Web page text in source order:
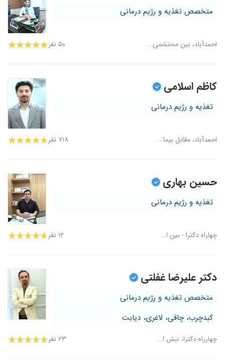
متخصص تغذیه و رژیم درمانی
احمدآباد، بین محتشمی... ۵۰ نفر
کاظم اسلامی
تغذیه و رژیم درمانی
احمدآباد، مقابل بیما... ۷۱۸ نفر
حسین بهاری
تغذیه و رژیم درمانی
چهاراه دکترا - بین ا... ۱۲ نفر
دکتر علیرضا غفلتی
متخصص تغذیه و رژیم درمانی
کبدچرب، چاقی، لاغری، دیابت
چهارراه دکترا، نبش ا... ۲۳ نفر